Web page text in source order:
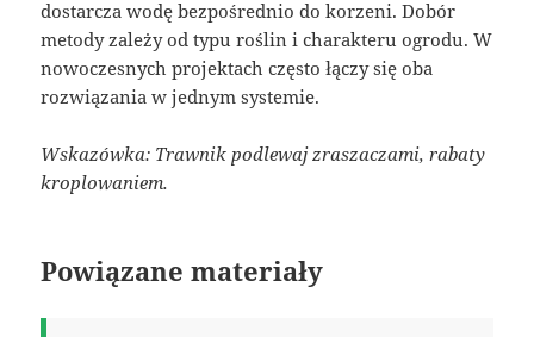
dostarcza wodę bezpośrednio do korzeni. Dobór
metody zależy od typu roślin i charakteru ogrodu. W
nowoczesnych projektach często łączy się oba
rozwiązania w jednym systemie.
Wskazówka: Trawnik podlewaj zraszaczami, rabaty
kroplowaniem.
Powiązane materiały